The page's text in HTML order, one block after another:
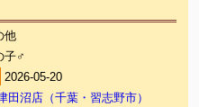
他
子♂
2026-05-20
田沼店（千葉・習志野市）